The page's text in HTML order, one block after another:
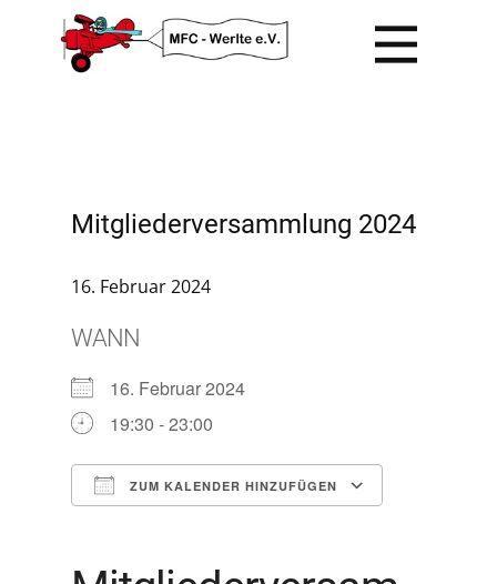
Mitgliederversammlung 2024
16. Februar 2024
WANN
16. Februar 2024
19:30 - 23:00
ZUM KALENDER HINZUFÜGEN